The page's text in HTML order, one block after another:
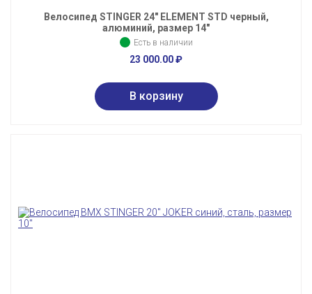
Велосипед STINGER 24" ELEMENT STD черный,
алюминий, размер 14"
Есть в наличии
23 000.00₽